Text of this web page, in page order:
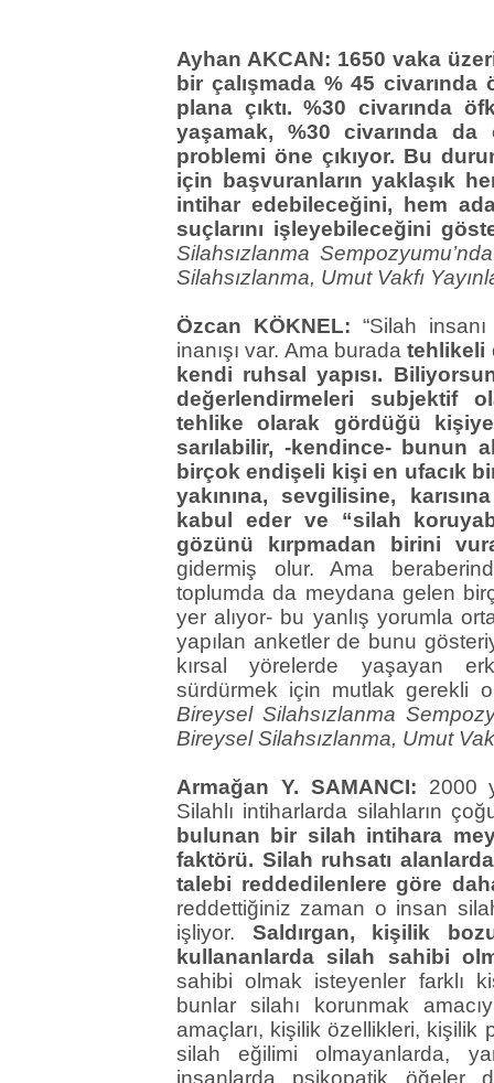
Ayhan AKCAN: 1650 vaka
bir çalışmada % 45
plana çıktı. %30 civarında
yaşamak, %30 civarında da
problemi öne çıkıyor. Bu
için başvuranların yaklaşık
intihar edebileceğini, hem
suçlarını işleyebileceğini
Silahsızlanma
Silahsızlanma, Umut Vakfı
Özcan KÖKNEL: “Silah
inanışı var. Ama buradatehlikeli
kendi ruhsal yapısı.
değerlendirmeleri subjektif
tehlike olarak gördüğü
sarılabilir, -kendince- bunun
birçok endişeli kişi en ufacık
yakınına, sevgilisine,
kabul eder ve “silah
gözünü kırpmadan birini
gidermiş olur. Ama
toplumda da meydana gelen
yer alıyor- bu yanlış yorumla
yapılan anketler de bunu
kırsal yörelerde yaşayan
sürdürmek için mutlak gerekli
Bireysel Silahsızlanma
Bireysel Silahsızlanma, Umut
Armağan Y. SAMANCI: 2000
Silahlı intiharlarda silahların
bulunan bir silah intihara
faktörü. Silah ruhsatı
talebi reddedilenlere göre
reddettiğiniz zaman o insan
işliyor. Saldırgan, kişilik
kullananlarda silah sahibi
sahibi olmak isteyenler farklı
bunlar silahı korunmak
amaçları, kişilik özellikleri, kişilik
silah eğilimi olmayanlarda,
insanlarda psikopatik öğeler